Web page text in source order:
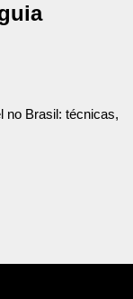
no Brasil: técnicas,